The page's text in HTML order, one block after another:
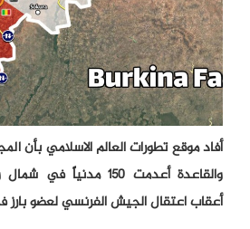
أفاد موقع تطورات العالم الاسلامي بأن
والقاعدة أعدمت 150
أعقاب اعتقال الجيش الفرنسي لعضو